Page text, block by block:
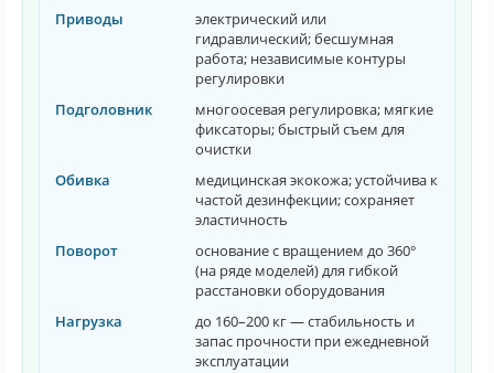
Приводы
электрический или
гидравлический; бесшумная
работа; независимые контуры
регулировки
Подголовник
многоосевая регулировка; мягкие
фиксаторы; быстрый съем для
очистки
Обивка
медицинская экокожа; устойчива к
частой дезинфекции; сохраняет
эластичность
Поворот
основание с вращением до 360°
(на ряде моделей) для гибкой
расстановки оборудования
Нагрузка
до 160–200 кг — стабильность и
запас прочности при ежедневной
эксплуатации